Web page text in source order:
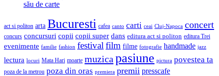
său de carte
act si politon arta Bucuresti cafea canto carti ceai Cluj-Napoca concert
concurs concursuri copii copii super dans editura act si politon editura Trei
evenimente familie fashion festival film filme fotografie handmade jazz
lectura locuri Mata Hari moarte muzica pasiune pictura povestea ta
poza de la metrou poza din oras premiera premii presscafe